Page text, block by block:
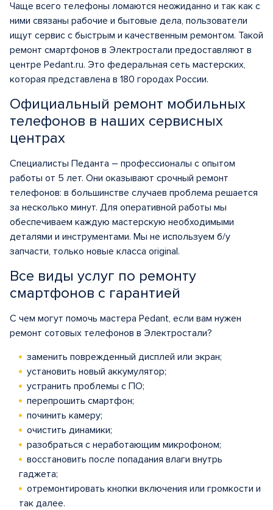
Чаще всего телефоны ломаются неожиданно и так как с
ними связаны рабочие и бытовые дела, пользователи
ищут сервис с быстрым и качественным ремонтом. Такой
ремонт смартфонов в Электростали предоставляют в
центре Pedant.ru. Это федеральная сеть мастерских,
которая представлена в 180 городах России.
Официальный ремонт мобильных
телефонов в наших сервисных
центрах
Специалисты Педанта – профессионалы с опытом
работы от 5 лет. Они оказывают срочный ремонт
телефонов: в большинстве случаев проблема решается
за несколько минут. Для оперативной работы мы
обеспечиваем каждую мастерскую необходимыми
деталями и инструментами. Мы не используем б/у
запчасти, только новые класса original.
Все виды услуг по ремонту
смартфонов с гарантией
С чем могут помочь мастера Pedant, если вам нужен
ремонт сотовых телефонов в Электростали?
заменить поврежденный дисплей или экран;
установить новый аккумулятор;
устранить проблемы с ПО;
перепрошить смартфон;
починить камеру;
очистить динамики;
разобраться с неработающим микрофоном;
восстановить после попадания влаги внутрь
гаджета;
отремонтировать кнопки включения или громкости и
так далее.